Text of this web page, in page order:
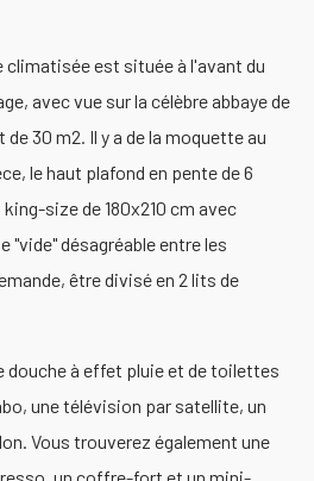
climatisée est située à l'avant du
avec vue sur la célèbre abbaye de
30 m2. Il y a de la moquette au
le haut plafond en pente de 6
size de 180x210 cm avec
"vide" désagréable entre les
être divisé en 2 lits de
douche à effet pluie et de toilettes
une télévision par satellite, un
Vous trouverez également une